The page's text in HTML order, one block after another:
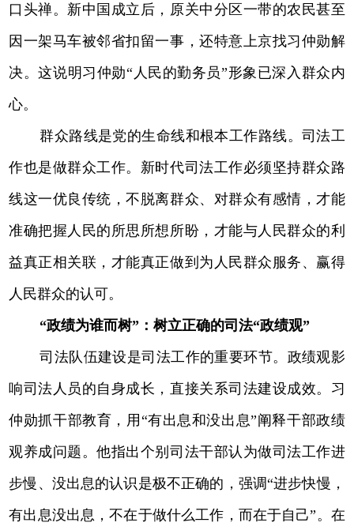
口头禅。新中国成立后，原关中分区一带的农民甚至
因一架马车被邻省扣留一事，还特意上京找习仲勋解
决。这说明习仲勋“人民的勤务员”形象已深入群众内
心。
群众路线是党的生命线和根本工作路线。司法工
作也是做群众工作。新时代司法工作必须坚持群众路
线这一优良传统，不脱离群众、对群众有感情，才能
准确把握人民的所思所想所盼，才能与人民群众的利
益真正相关联，才能真正做到为人民群众服务、赢得
人民群众的认可。
“政绩为谁而树”：树立正确的司法“政绩观”
司法队伍建设是司法工作的重要环节。政绩观影
响司法人员的自身成长，直接关系司法建设成效。习
仲勋抓干部教育，用“有出息和没出息”阐释干部政绩
观养成问题。他指出个别司法干部认为做司法工作进
步慢、没出息的认识是极不正确的，强调“进步快慢，
有出息没出息，不在于做什么工作，而在于自己”。在